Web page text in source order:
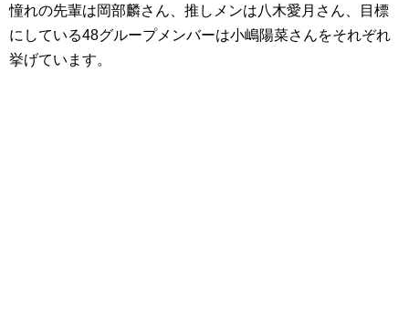
憧れの先輩は岡部麟さん、推しメンは八木愛月さん、目標
にしている48グループメンバーは小嶋陽菜さんをそれぞれ
挙げています。